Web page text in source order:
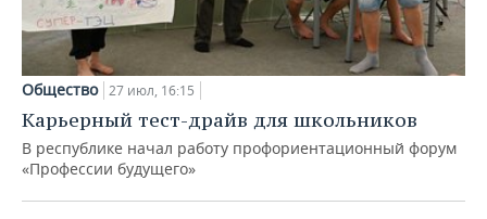
Общество 27 июл, 16:15
Карьерный тест-драйв для школьников
В республике начал работу профориентационный форум
«Профессии будущего»